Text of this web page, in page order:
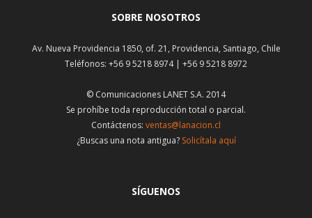
SOBRE NOSOTROS
Av. Nueva Providencia 1850, of. 21, Providencia, Santiago, Chile
Teléfonos: +56 9 5218 8974 | +56 9 5218 8972
© Comunicaciones LANET S.A. 2014
Se prohíbe toda reproducción total o parcial.
Contáctenos: ventas@lanacion.cl
¿Buscas una nota antigua? Solicítala aquí
SÍGUENOS